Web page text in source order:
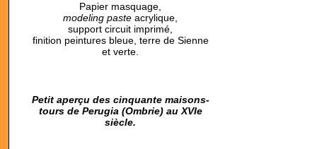
Papier masquage,
modeling paste acrylique,
support circuit imprimé,
finition peintures bleue, terre de Sienne
et verte.
Petit aperçu des cinquante maisons-
tours de Perugia (Ombrie) au XVIe
siècle.